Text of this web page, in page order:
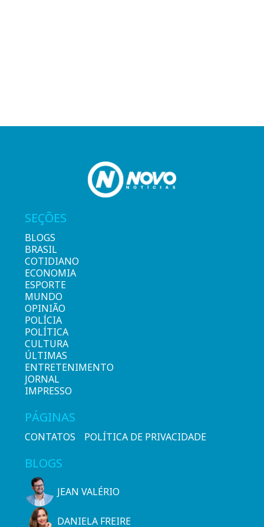
SEÇÕES
BLOGS
BRASIL
COTIDIANO
ECONOMIA
ESPORTE
MUNDO
OPINIÃO
POLÍCIA
POLÍTICA
CULTURA
ÚLTIMAS
ENTRETENIMENTO
JORNAL
IMPRESSO
PÁGINAS
CONTATOS POLÍTICA DE PRIVACIDADE
BLOGS
JEAN VALÉRIO
DANIELA FREIRE